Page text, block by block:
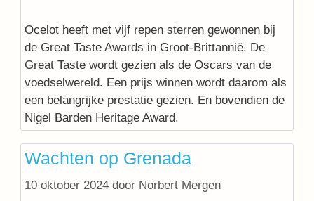
Ocelot heeft met vijf repen sterren gewonnen bij
de Great Taste Awards in Groot-Brittannië. De
Great Taste wordt gezien als de Oscars van de
voedselwereld. Een prijs winnen wordt daarom als
een belangrijke prestatie gezien. En bovendien de
Nigel Barden Heritage Award.
Wachten op Grenada
10 oktober 2024 door Norbert Mergen